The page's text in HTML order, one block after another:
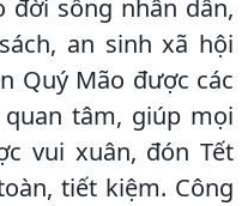
đời sống nhân dân,
an sinh xã hội
Quý Mão được các
tâm, giúp mọi
vui xuân, đón Tết
tiết kiệm. Công